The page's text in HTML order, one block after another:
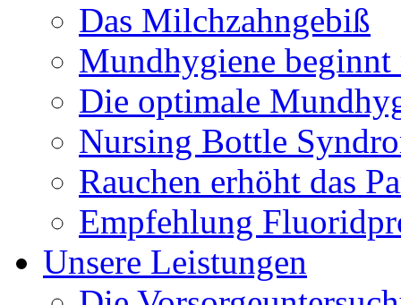
Das Milchzahngebiß
Mundhygiene beginnt
Die optimale
Nursing Bottle
Rauchen erhöht das
Empfehlung
Unsere Leistungen